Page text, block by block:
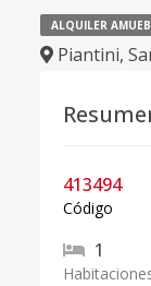
ALQUILER
Piantini,
413494
Código
1